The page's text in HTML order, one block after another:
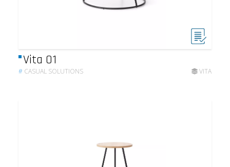
Vita 01
# CASUAL SOLUTIONS VITA